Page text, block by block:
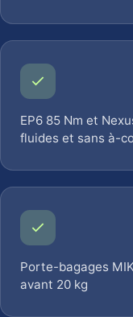
EP6 85 Nm et
fluides et sans à-
Porte-bagages
avant 20 kg